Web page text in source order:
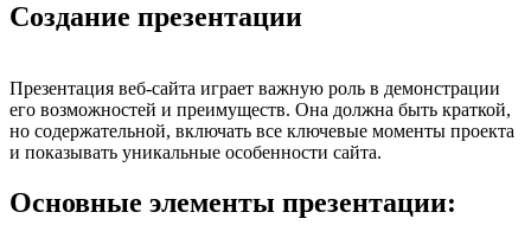
Создание презентации
Презентация веб-сайта играет важную роль в демонстрации
его возможностей и преимуществ. Она должна быть краткой,
но содержательной, включать все ключевые моменты проекта
и показывать уникальные особенности сайта.
Основные элементы презентации: